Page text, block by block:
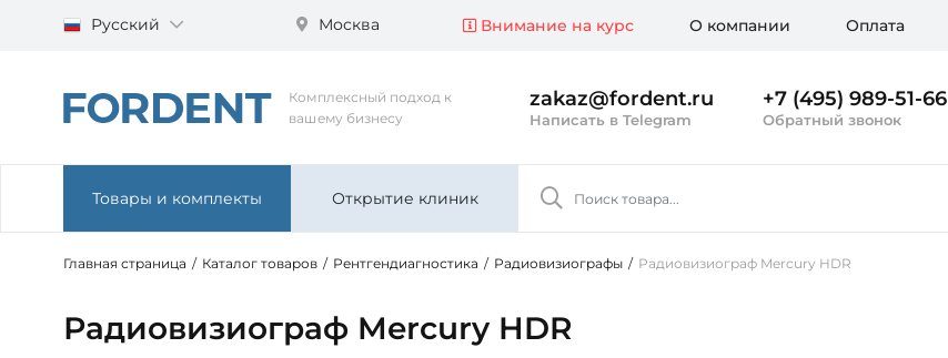
Русский Москва Внимание на курс О компании Оплата
Комплексный подход к
вашему бизнесу
zakaz@fordent.ru
Написать в Telegram
+7 (495) 989-51-66
Обратный звонок
Товары и комплекты Открытие клиник
Главная страница / Каталог товаров / Рентгендиагностика / Радиовизиографы / Радиовизиограф Mercury HDR
Радиовизиограф Mercury HDR